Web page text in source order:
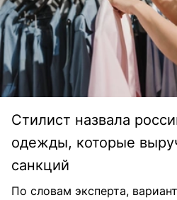
Стилист назвала
одежды, которые
санкций
По словам эксперта,